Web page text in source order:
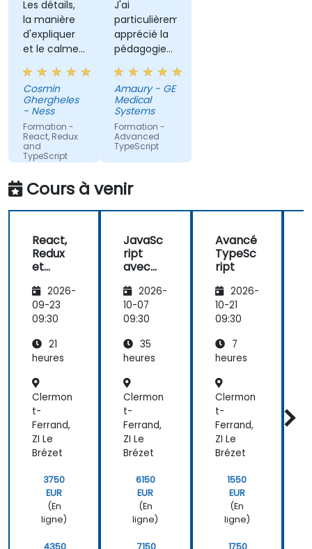
Les détails,
la manière
d'expliquer
et le calme
et la
confiance
que
l'animateur
inspire.
Cosmin
Ghergheles
- Ness
Formation -
React, Redux
and
TypeScript
automatique
J'ai
particulièrement
apprécié la
pédagogie
de Rodrigue.
Je lui ai posé
de
nombreuse
questions
sur des
sujets
pointus et il
a chaque
fois repondu
avec
en l'illustrant
avec des
exemples
concret.
Amaury - GE
Medical
Systems
Formation -
Advanced
TypeScript
Cours à venir
React,
Redux
et
ript2026-
09-23
09:30
21
heures
Clermon
t-
Ferrand,
ZI Le
Brézet
3750
EUR
(En
ligne)
JavaSc
ript
avec
ript et
Dévelo
ppeme
Stack
2026-
10-07
09:30
35
heures
Clermon
t-
Ferrand,
ZI Le
Brézet
6150
EUR
(En
ligne)
Avancé
TypeSc
ript
2026-
10-21
09:30
7
heures
Clermon
t-
Ferrand,
ZI Le
Brézet
1550
EUR
(En
ligne)